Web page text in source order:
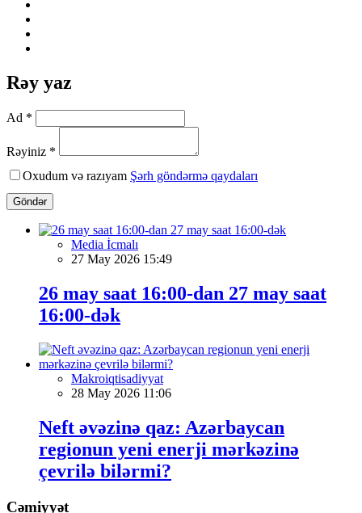
Rəy yaz
Ad *
Rəyiniz *
Oxudum və razıyam Şərh göndərmə qaydaları
Göndər
Media İcmalı
27 May 2026 15:49
26 may saat 16:00-dan 27 may saat
16:00-dək
Makroiqtisadiyyat
28 May 2026 11:06
Neft əvəzinə qaz: Azərbaycan
regionun yeni enerji mərkəzinə
çevrilə bilərmi?
Cəmiyyət